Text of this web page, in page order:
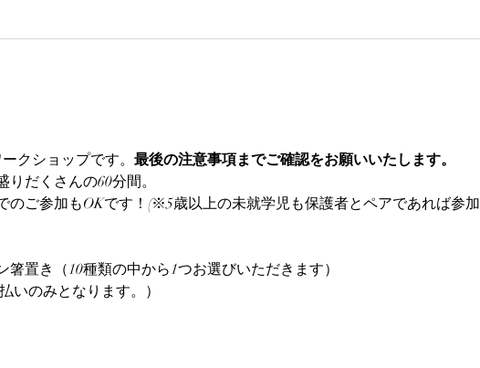
クショップです。 最後の注意事項までご確認をお願いいたします。
だくさんの60分間。
のご参加もOKです！(※5歳以上の未就学児も保護者とペアであれば参加
置き（10種類の中から1つお選びいただきます）
いのみとなります。）